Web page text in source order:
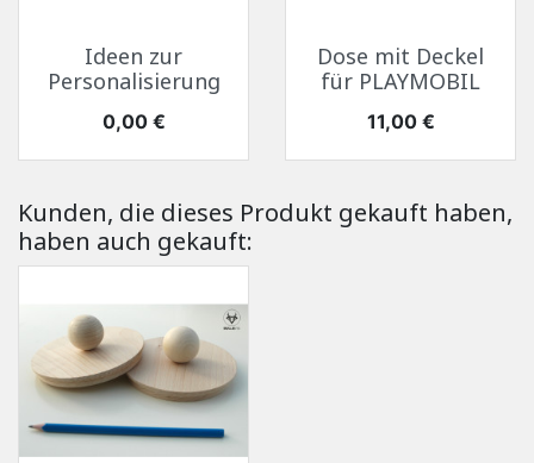
Ideen zur
Personalisierung
Preis
0,00 €
Dose mit Deckel
für PLAYMOBIL
Preis
11,00 €
Kunden, die dieses Produkt gekauft haben,
haben auch gekauft: